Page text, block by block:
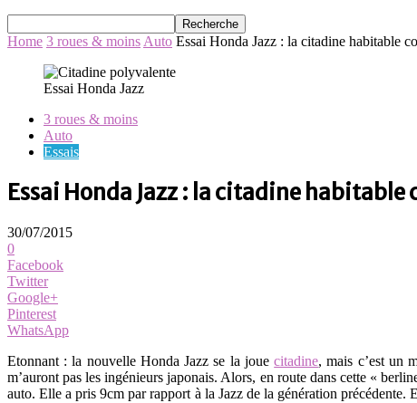
Home 3 roues & moins Auto Essai Honda Jazz : la citadine habitable
Essai Honda Jazz
3 roues & moins
Auto
Essais
Essai Honda Jazz : la citadine
30/07/2015
0
Facebook
Twitter
Google+
Pinterest
WhatsApp
Etonnant : la nouvelle Honda Jazz se la jouecitadine, mais c’est un
m’auront pas les ingénieurs japonais. Alors, en route dans cette «
auto. Elle a pris 9cm par rapport à la Jazz de la génération précédente.